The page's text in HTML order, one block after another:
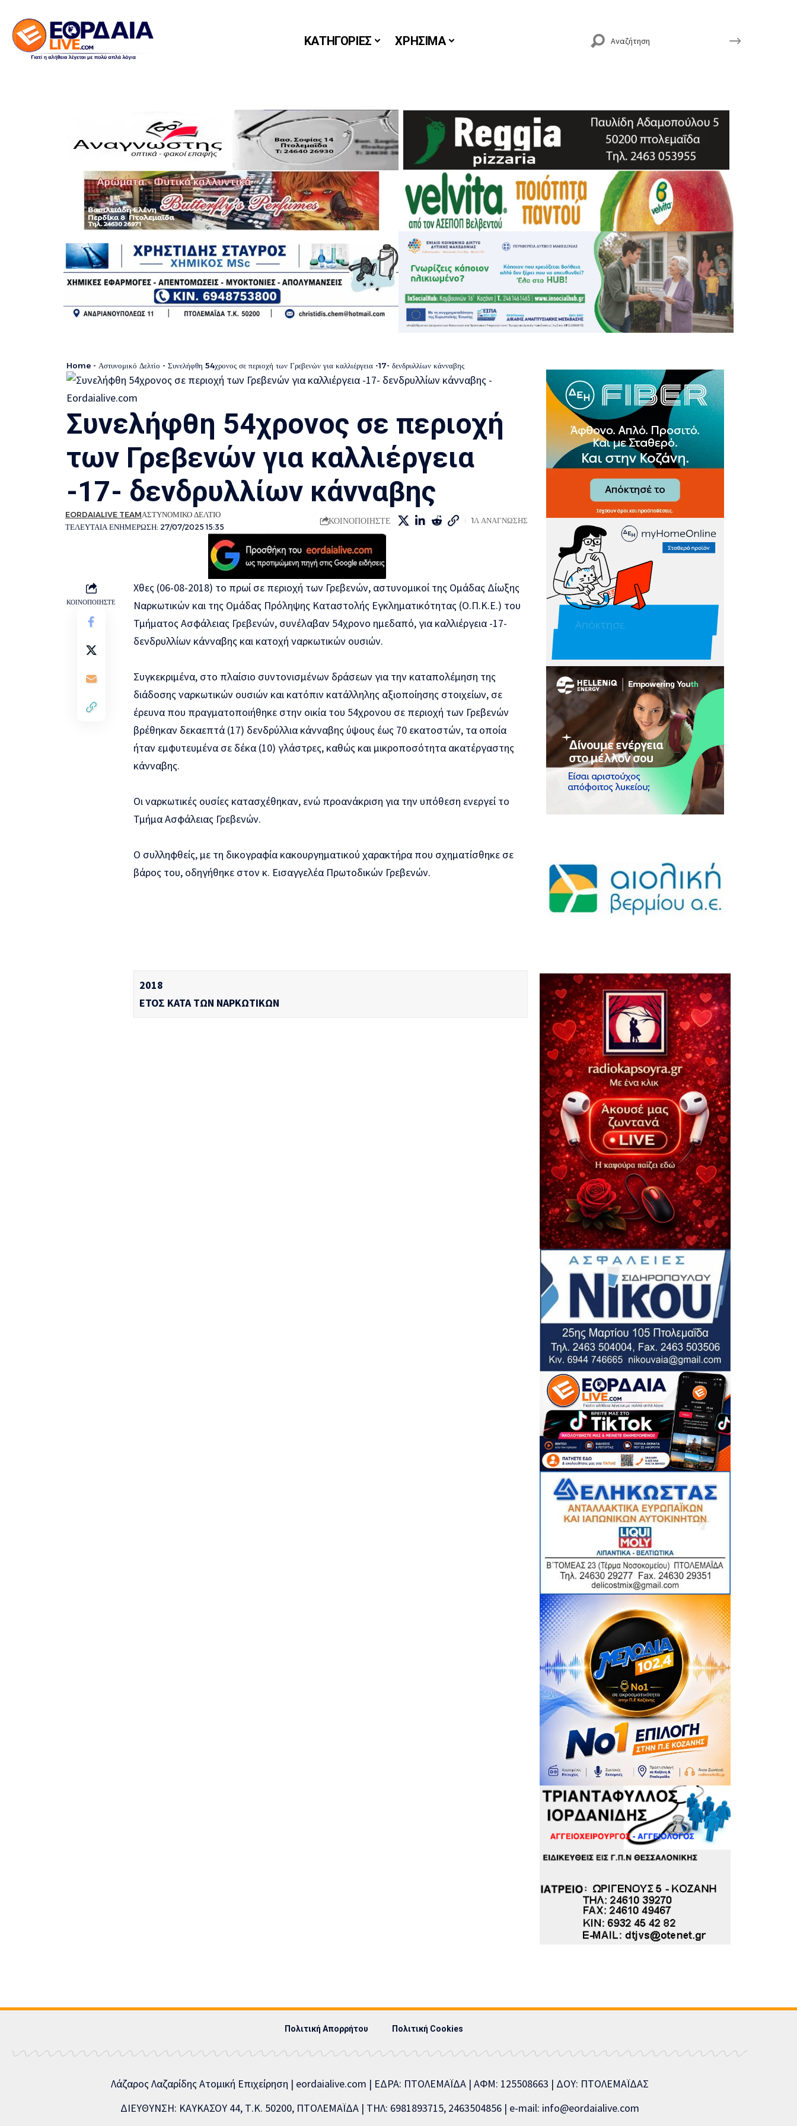
ΚΑΤΗΓΟΡΙΕΣ ΧΡΗΣΙΜΑ
Home - Αστυνομικό Δελτίο - Συνελήφθη 54χρονος σε περιοχή των Γρεβενών για καλλιέργεια -17- δενδρυλλίων κάνναβης
Συνελήφθη 54χρονος σε περιοχή
των Γρεβενών για καλλιέργεια
-17- δενδρυλλίων κάνναβης
ΤΕΛΕΥΤΑΙΑ ΕΝΗΜΕΡΩΣΗ: 27/07/2025 15:35
EORDAIALIVE TEAMΑΣΤΥΝΟΜΙΚΟ ΔΕΛΤΙΟ
ΚΟΙΝΟΠΟΙΗΣΤΕ 1Λ ΑΝΑΓΝΩΣΗΣ
ΚΟΙΝΟΠΟΙΗΣΤΕ
Χθες (06-08-2018) το πρωί σε περιοχή των Γρεβενών, αστυνομικοί της Ομάδας Δίωξης
Ναρκωτικών και της Ομάδας Πρόληψης Καταστολής Εγκληματικότητας (Ο.Π.Κ.Ε.) του
Τμήματος Ασφάλειας Γρεβενών, συνέλαβαν 54χρονο ημεδαπό, για καλλιέργεια -17-
δενδρυλλίων κάνναβης και κατοχή ναρκωτικών ουσιών.
Συγκεκριμένα, στο πλαίσιο συντονισμένων δράσεων για την καταπολέμηση της
διάδοσης ναρκωτικών ουσιών και κατόπιν κατάλληλης αξιοποίησης στοιχείων, σε
έρευνα που πραγματοποιήθηκε στην οικία του 54χρονου σε περιοχή των Γρεβενών
βρέθηκαν δεκαεπτά (17) δενδρύλλια κάνναβης ύψους έως 70 εκατοστών, τα οποία
ήταν εμφυτευμένα σε δέκα (10) γλάστρες, καθώς και μικροποσότητα ακατέργαστης
κάνναβης.
Οι ναρκωτικές ουσίες κατασχέθηκαν, ενώ προανάκριση για την υπόθεση ενεργεί το
Τμήμα Ασφάλειας Γρεβενών.
Ο συλληφθείς, με τη δικογραφία κακουργηματικού χαρακτήρα που σχηματίσθηκε σε
βάρος του, οδηγήθηκε στον κ. Εισαγγελέα Πρωτοδικών Γρεβενών.
2018
ΕΤΟΣ ΚΑΤΑ ΤΩΝ ΝΑΡΚΩΤΙΚΩΝ
Πολιτική Απορρήτου Πολιτική Cookies
Λάζαρος Λαζαρίδης Ατομική Επιχείρηση | eordaialive.com | ΕΔΡΑ: ΠΤΟΛΕΜΑΪΔΑ | ΑΦΜ: 125508663 | ΔΟΥ: ΠΤΟΛΕΜΑΪΔΑΣ
ΔΙΕΥΘΥΝΣΗ: ΚΑΥΚΑΣΟΥ 44, Τ.Κ. 50200, ΠΤΟΛΕΜΑΪΔΑ | ΤΗΛ: 6981893715, 2463504856 | e-mail: info@eordaialive.com